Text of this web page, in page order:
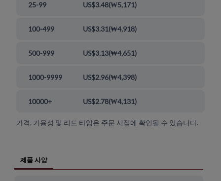
25-99 US$3.48(₩5,171)
100-499 US$3.31(₩4,918)
500-999 US$3.13(₩4,651)
1000-9999 US$2.96(₩4,398)
10000+ US$2.78(₩4,131)
가격, 가용성 및 리드 타임은 주문 시점에 확인될 수 있습니다.
제품 사양